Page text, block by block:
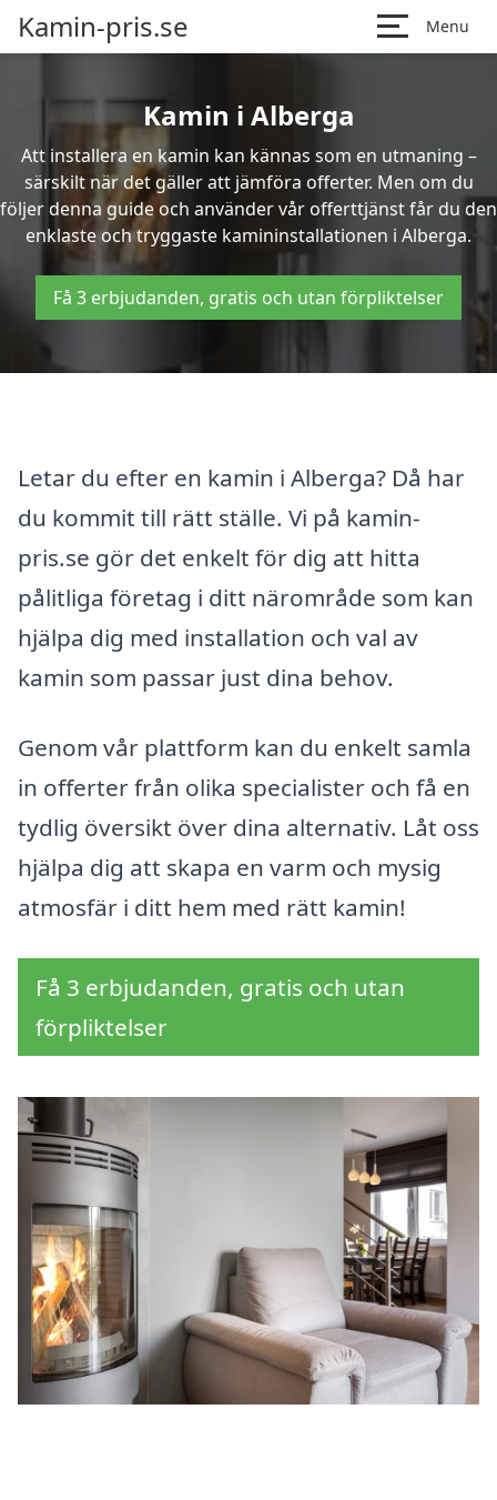
Kamin-pris.se Menu
Kamin i Alberga
Att installera en kamin kan kännas som en utmaning –
särskilt när det gäller att jämföra offerter. Men om du
följer denna guide och använder vår offerttjänst får du den
enklaste och tryggaste kamininstallationen i Alberga.
Få 3 erbjudanden, gratis och utan förpliktelser
Letar du efter en kamin i Alberga? Då har
du kommit till rätt ställe. Vi på kamin-
pris.se gör det enkelt för dig att hitta
pålitliga företag i ditt närområde som kan
hjälpa dig med installation och val av
kamin som passar just dina behov.
Genom vår plattform kan du enkelt samla
in offerter från olika specialister och få en
tydlig översikt över dina alternativ. Låt oss
hjälpa dig att skapa en varm och mysig
atmosfär i ditt hem med rätt kamin!
Få 3 erbjudanden, gratis och utan
förpliktelser